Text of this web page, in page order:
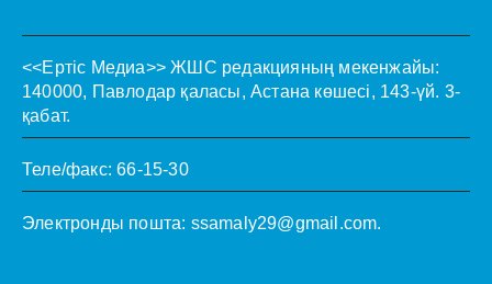
<<Ертіс Медиа>> ЖШС редакцияның мекенжайы:
140000, Павлодар қаласы, Астана көшесі, 143-үй. 3-
қабат.
Теле/факс: 66-15-30
Электронды пошта: ssamaly29@gmail.com.